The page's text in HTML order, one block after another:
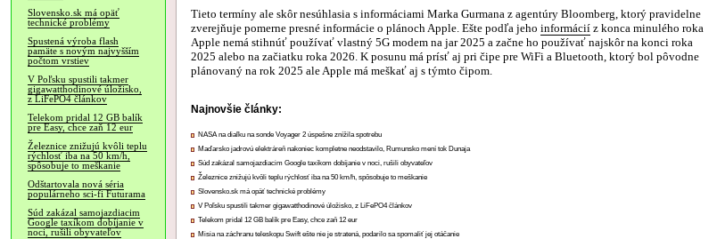
Slovensko.sk má opäť
technické problémy
Spustená výroba flash
pamäte s novým najvyšším
počtom vrstiev
V Poľsku spustili takmer
gigawatthodinové úložisko,
z LiFePO4 článkov
Telekom pridal 12 GB balík
pre Easy, chce zaň 12 eur
Železnice znižujú kvôli teplu
rýchlosť iba na 50 km/h,
spôsobuje to meškanie
Odštartovala nová séria
populárneho sci-fi Futurama
Súd zakázal samojazdiacim
Google taxíkom dobíjanie v
noci, rušili obyvateľov
Tieto termíny ale skôr nesúhlasia s informáciami Marka Gurmana z agentúry Bloomberg, ktorý pravidelne
zverejňuje pomerne presné informácie o plánoch Apple. Ešte podľa jeho informácií z konca minulého roka
Apple nemá stihnúť používať vlastný 5G modem na jar 2025 a začne ho používať najskôr na konci roka
2025 alebo na začiatku roka 2026. K posunu má prísť aj pri čipe pre WiFi a Bluetooth, ktorý bol pôvodne
plánovaný na rok 2025 ale Apple má meškať aj s týmto čipom.
Najnovšie články:
NASA na diaľku na sonde Voyager 2 úspešne znížila spotrebu
Maďarsko jadrovú elektráreň nakoniec kompletne neodstavilo, Rumunsko mení tok Dunaja
Súd zakázal samojazdiacim Google taxíkom dobíjanie v noci, rušili obyvateľov
Železnice znižujú kvôli teplu rýchlosť iba na 50 km/h, spôsobuje to meškanie
Slovensko.sk má opäť technické problémy
V Poľsku spustili takmer gigawatthodinové úložisko, z LiFePO4 článkov
Telekom pridal 12 GB balík pre Easy, chce zaň 12 eur
Misia na záchranu teleskopu Swift ešte nie je stratená, podarilo sa spomaliť jej otáčanie